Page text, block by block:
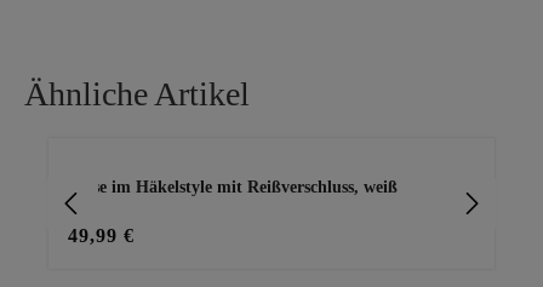
Ähnliche Artikel
Bluse im Häkelstyle mit Reißverschluss, weiß
49,99 €